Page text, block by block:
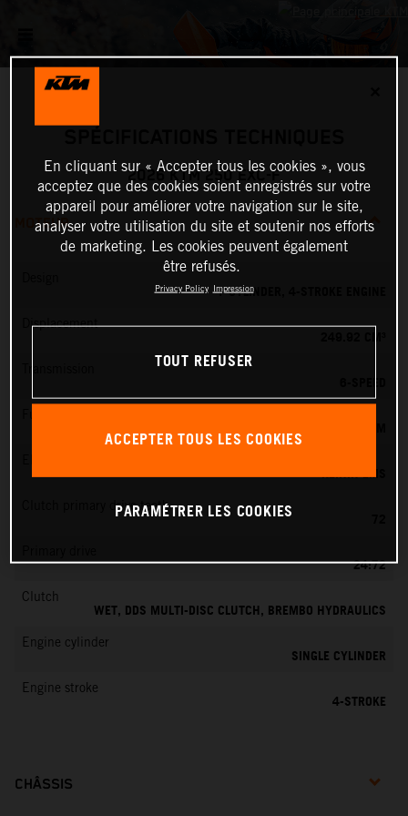
2026 KTM 250 EXC-F
MOTEUR
1-CYLINDER, 4-STROKE ENGINE
Displacement
KEIHIN EFI, THROTTLE BODY 42 MM
KEIHIN EMS
Clutch primary drive teeth
24:72
Clutch
WET, DDS MULTI-DISC CLUTCH, BREMBO HYDRAULICS
Engine cylinder
SINGLE CYLINDER
Engine stroke
4-STROKE
CHÂSSIS
En cliquant sur « Accepter tous les cookies », vous
acceptez que des cookies soient enregistrés sur votre
appareil pour améliorer votre navigation sur le site,
analyser votre utilisation du site et soutenir nos efforts
de marketing. Les cookies peuvent également
être refusés.
Privacy Policy Impression
TOUT REFUSER
ACCEPTER TOUS LES COOKIES
PARAMÉTRER LES COOKIES